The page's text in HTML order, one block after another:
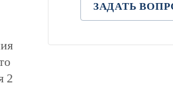
2
ЗАДАТЬ